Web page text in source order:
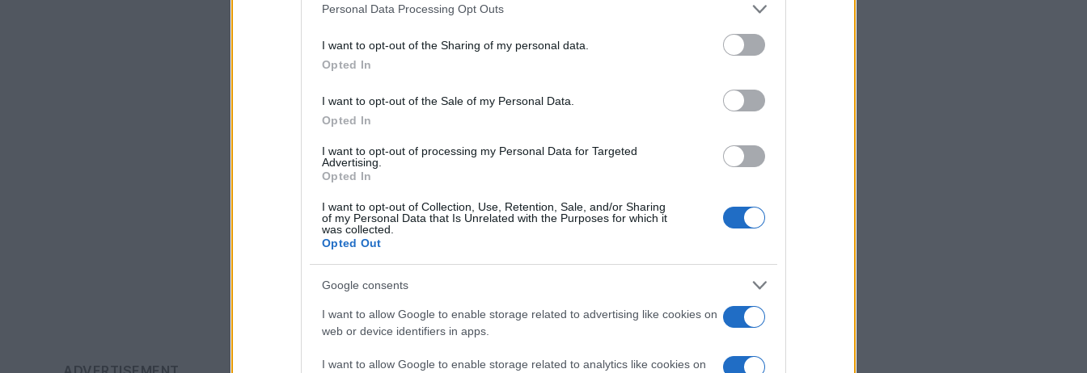
Personal Data Processing Opt Outs
I want to opt-out of the Sharing of my personal data.
Opted In
I want to opt-out of the Sale of my Personal Data.
Opted In
I want to opt-out of processing my Personal Data for Targeted
Advertising.
Opted In
I want to opt-out of Collection, Use, Retention, Sale, and/or Sharing
of my Personal Data that Is Unrelated with the Purposes for which it
was collected.
Opted Out
Google consents
I want to allow Google to enable storage related to advertising like cookies on
web or device identifiers in apps.
I want to allow Google to enable storage related to analytics like cookies on